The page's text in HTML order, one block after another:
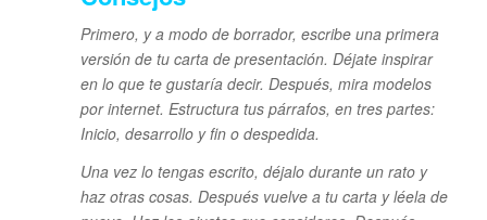
Primero, y a modo de borrador, escribe una primera
versión de tu carta de presentación. Déjate inspirar
en lo que te gustaría decir. Después, mira modelos
por internet. Estructura tus párrafos, en tres partes:
Inicio, desarrollo y fin o despedida.
Una vez lo tengas escrito, déjalo durante un rato y
haz otras cosas. Después vuelve a tu carta y léela de